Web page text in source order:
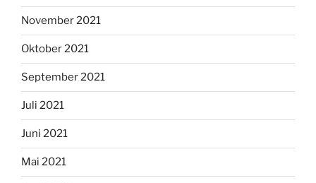
November 2021
Oktober 2021
September 2021
Juli 2021
Juni 2021
Mai 2021